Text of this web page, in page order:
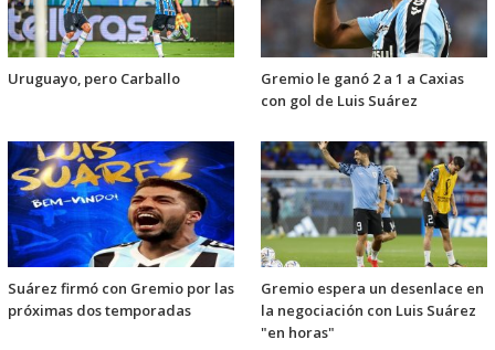
Uruguayo, pero Carballo
Gremio le ganó 2 a 1 a Caxias
con gol de Luis Suárez
Suárez firmó con Gremio por las
próximas dos temporadas
Gremio espera un desenlace en
la negociación con Luis Suárez
"en horas"